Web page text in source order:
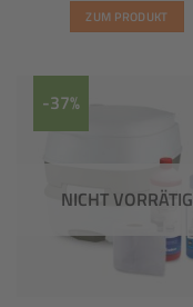
ZUM PRODUKT
Optionen
-37%
NICHT VORRÄTIG